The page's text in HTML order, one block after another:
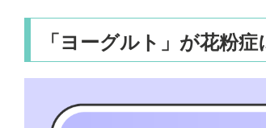
「ヨーグルト」が花粉